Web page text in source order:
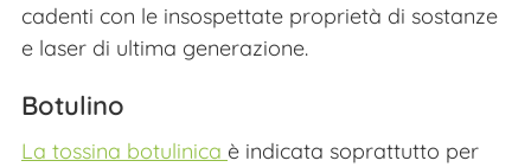
cadenti con le insospettate proprietà di sostanze
e laser di ultima generazione.
Botulino
La tossina botulinica è indicata soprattutto per